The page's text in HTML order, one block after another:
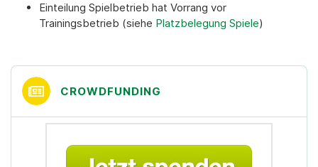
Einteilung Spielbetrieb hat Vorrang vor
Trainingsbetrieb (siehe Platzbelegung Spiele)
CROWDFUNDING